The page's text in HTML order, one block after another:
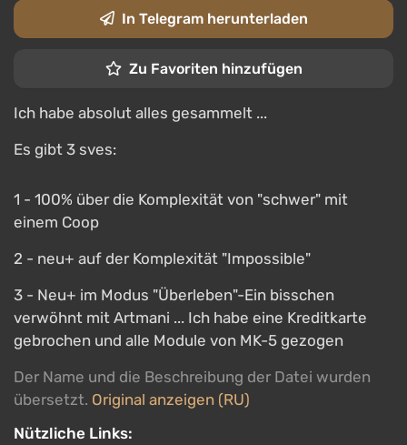
In Telegram herunterladen
Zu Favoriten hinzufügen
Ich habe absolut alles gesammelt ...
Es gibt 3 sves:
1 - 100% über die Komplexität von "schwer" mit
einem Coop
2 - neu+ auf der Komplexität "Impossible"
3 - Neu+ im Modus "Überleben"-Ein bisschen
verwöhnt mit Artmani ... Ich habe eine Kreditkarte
gebrochen und alle Module von MK-5 gezogen
Der Name und die Beschreibung der Datei wurden
übersetzt. Original anzeigen (RU)
Nützliche Links: